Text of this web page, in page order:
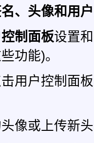
、头像和用
制面板设置
功能)。
用户控制面
像或上传新